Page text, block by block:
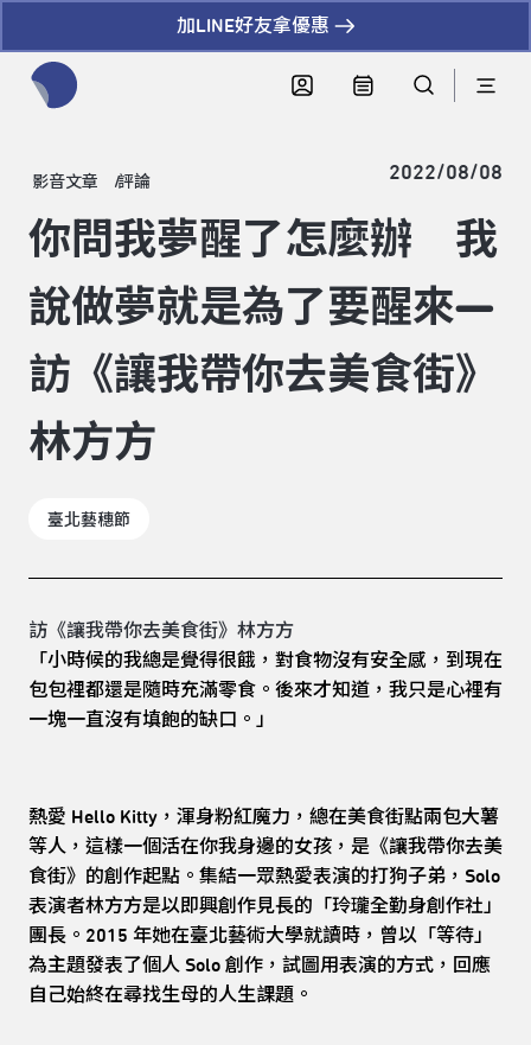
加LINE好友拿優惠
影音文章 評論 2022/08/08
你問我夢醒了怎麼辦 我
說做夢就是為了要醒來—
訪《讓我帶你去美食街》
林方方
臺北藝穗節
訪《讓我帶你去美食街》林方方
「小時候的我總是覺得很餓，對食物沒有安全感，到現在
包包裡都還是隨時充滿零食。後來才知道，我只是心裡有
一塊一直沒有填飽的缺口。」
熱愛 Hello Kitty，渾身粉紅魔力，總在美食街點兩包大薯
等人，這樣一個活在你我身邊的女孩，是《讓我帶你去美
食街》的創作起點。集結一眾熱愛表演的打狗子弟，Solo
表演者林方方是以即興創作見長的「玲瓏全勤身創作社」
團長。2015 年她在臺北藝術大學就讀時，曾以「等待」
為主題發表了個人 Solo 創作，試圖用表演的方式，回應
自己始終在尋找生母的人生課題。